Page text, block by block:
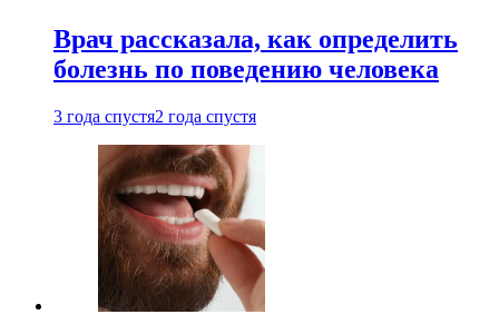
Врач рассказала, как определить
болезнь по поведению человека
3 года спустя2 года спустя